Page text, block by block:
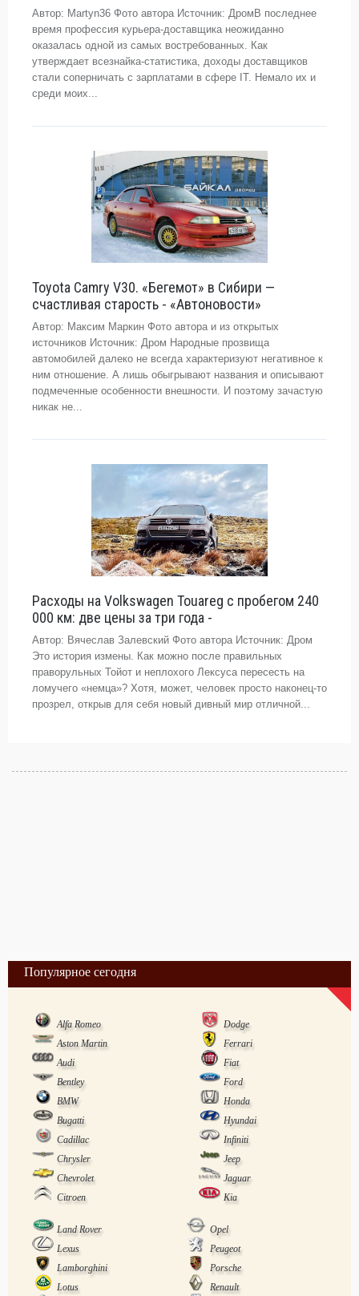
Автор: Martyn36 Фото автора Источник: ДромВ последнее
время профессия курьера-доставщика неожиданно
оказалась одной из самых востребованных. Как
утверждает всезнайка-статистика, доходы доставщиков
стали соперничать с зарплатами в сфере IT. Немало их и
среди моих...
Toyota Camry V30. «Бегемот» в Сибири —
счастливая старость - «Автоновости»
Автор: Максим Маркин Фото автора и из открытых
источников Источник: Дром Народные прозвища
автомобилей далеко не всегда характеризуют негативное к
ним отношение. А лишь обыгрывают названия и описывают
подмеченные особенности внешности. И поэтому зачастую
никак не...
Расходы на Volkswagen Touareg с пробегом 240
000 км: две цены за три года -
Автор: Вячеслав Залевский Фото автора Источник: Дром
Это история измены. Как можно после правильных
праворульных Тойот и неплохого Лексуса пересесть на
ломучего «немца»? Хотя, может, человек просто наконец-то
прозрел, открыв для себя новый дивный мир отличной...
Популярное сегодня
Alfa Romeo
Dodge
Aston Martin
Ferrari
Audi
Fiat
Bentley
Ford
BMW
Honda
Bugatti
Hyundai
Cadillac
Infiniti
Chrysler
Jeep
Chevrolet
Jaguar
Citroen
Kia
Land Rover
Opel
Lexus
Peugeot
Lamborghini
Porsche
Lotus
Renault